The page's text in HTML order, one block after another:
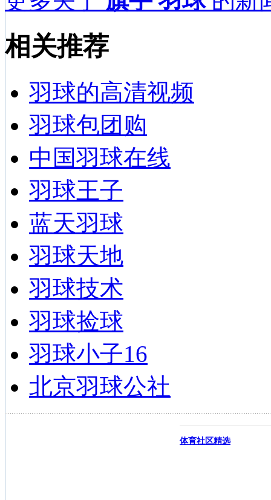
相关推荐
羽球的高清视频
羽球包团购
中国羽球在线
羽球王子
蓝天羽球
羽球天地
羽球技术
羽球捡球
羽球小子16
北京羽球公社
体育社区精选